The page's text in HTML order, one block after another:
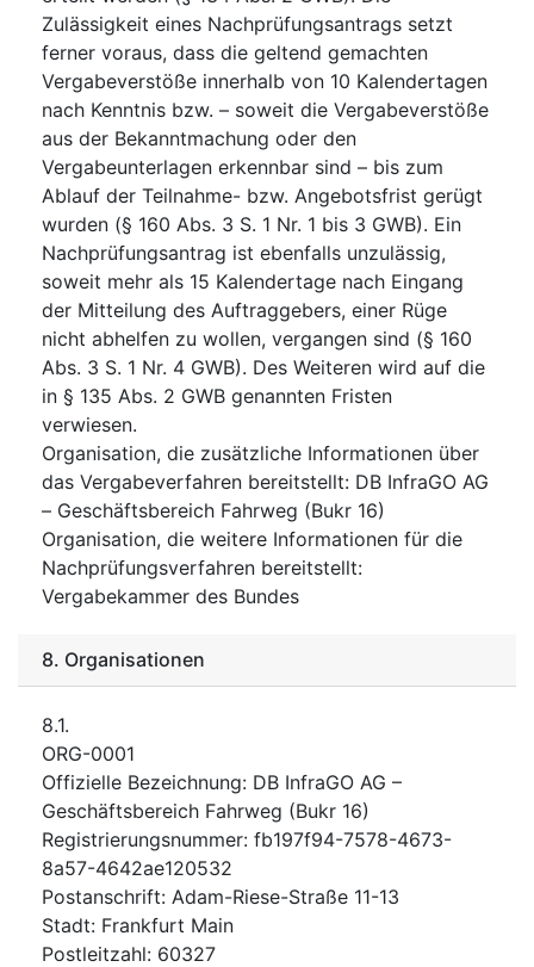
Zulässigkeit eines Nachprüfungsantrags setzt
ferner voraus, dass die geltend gemachten
Vergabeverstöße innerhalb von 10 Kalendertagen
nach Kenntnis bzw. – soweit die Vergabeverstöße
aus der Bekanntmachung oder den
Vergabeunterlagen erkennbar sind – bis zum
Ablauf der Teilnahme- bzw. Angebotsfrist gerügt
wurden (§ 160 Abs. 3 S. 1 Nr. 1 bis 3 GWB). Ein
Nachprüfungsantrag ist ebenfalls unzulässig,
soweit mehr als 15 Kalendertage nach Eingang
der Mitteilung des Auftraggebers, einer Rüge
nicht abhelfen zu wollen, vergangen sind (§ 160
Abs. 3 S. 1 Nr. 4 GWB). Des Weiteren wird auf die
in § 135 Abs. 2 GWB genannten Fristen
verwiesen.
Organisation, die zusätzliche Informationen über
das Vergabeverfahren bereitstellt: DB InfraGO AG
– Geschäftsbereich Fahrweg (Bukr 16)
Organisation, die weitere Informationen für die
Nachprüfungsverfahren bereitstellt:
Vergabekammer des Bundes
8. Organisationen
8.1.
ORG-0001
Offizielle Bezeichnung: DB InfraGO AG –
Geschäftsbereich Fahrweg (Bukr 16)
Registrierungsnummer: fb197f94-7578-4673-
8a57-4642ae120532
Postanschrift: Adam-Riese-Straße 11-13
Stadt: Frankfurt Main
Postleitzahl: 60327